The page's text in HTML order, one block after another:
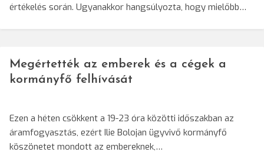
értékelés során. Ugyanakkor hangsúlyozta, hogy mielőbb…
Megértették az emberek és a cégek a
kormányfő felhívását
Ezen a héten csökkent a 19-23 óra közötti időszakban az
áramfogyasztás, ezért Ilie Bolojan ügyvivő kormányfő
köszönetet mondott az embereknek,…